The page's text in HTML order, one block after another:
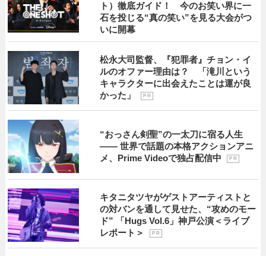
ト）徹底ガイド！ 今のお笑い界に一
石を投じる“真の笑い”を見る大会がつ
いに開幕
松永大司監督、『犯罪者』チョン・イ
ルのオファー理由は？ 「滝川という
キャラクターに出会えたことは運が良
かった」
P R
“おっさん剣聖”の一太刀に宿る人生
―― 世界で話題の本格アクションアニ
メ、Prime Videoで独占配信中
P R
キタニタツヤがゲストアーティストと
の対バンを通して見せた、“攻めのモー
ド” 「Hugs Vol.6」神戸公演＜ライブ
レポート＞
P R